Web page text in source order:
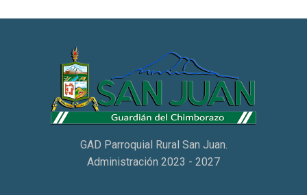
GAD Parroquial Rural San Juan.
Administración 2023 - 2027